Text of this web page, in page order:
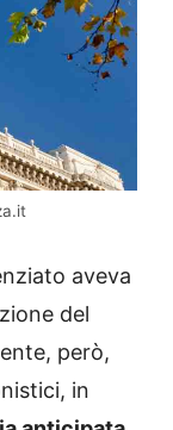
aveva
del
però,
in